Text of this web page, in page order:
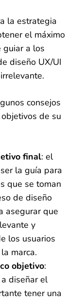
la estrategia
el máximo
guiar a los
diseño UX/UI
consejos
de su
final: el
la guía para
que se toman
de diseño
asegurar que
y
los usuarios
marca.
objetivo:
diseñar el
tener una